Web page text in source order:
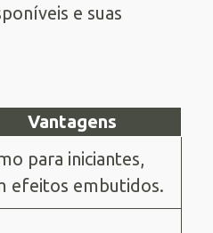
e suas
Vantagens
para iniciantes,
efeitos embutidos.